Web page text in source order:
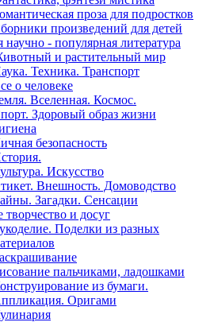
проза для подростков
произведений для детей
научно - популярная литература
и растительный мир
Техника. Транспорт
о человеке
Вселенная. Космос.
Здоровый образ жизни
безопасность
Искусство
Внешность. Домоводство
Загадки. Сенсации
творчество и досуг
Поделки из разных
пальчиками, ладошками
из бумаги.
Оригами